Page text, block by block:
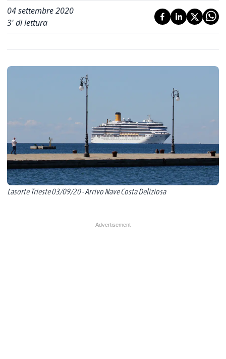
04 settembre 2020
3' di lettura
Lasorte Trieste 03/09/20 - Arrivo Nave Costa Deliziosa